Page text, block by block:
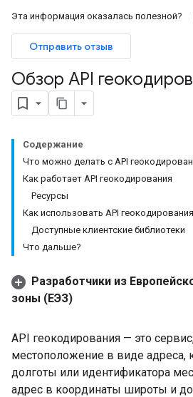
Эта информация оказалась полезной?
Отправить отзыв
Обзор API
Содержание
Что можно делать с API
Как работает API геокодирования
Ресурсы
Как использовать API геокодирования
Доступные клиентские библиотеки
Что дальше?
Разработчики из
зоны (ЕЭЗ)
API геокодирования — это
местоположение в виде адреса,
долготы или идентификатора
адрес в координаты широты и